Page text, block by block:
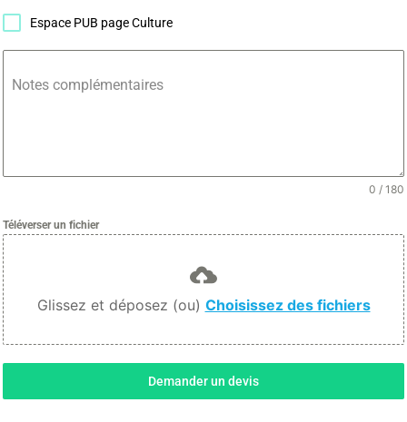
Espace PUB page Culture
Notes complémentaires
0 / 180
Téléverser un fichier
Glissez et déposez (ou)Choisissez des fichiers
Demander un devis